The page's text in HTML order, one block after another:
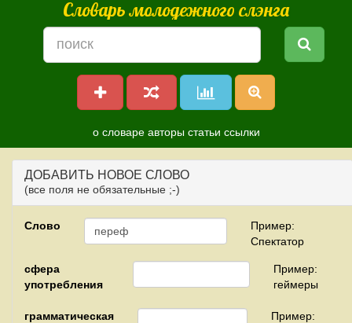
Словарь молодежного слэнга
о словаре авторы статьи ссылки
ДОБАВИТЬ НОВОЕ СЛОВО
(все поля не обязательные ;-)
Слово
Пример:
Спектатор
сфера
употребления
Пример:
геймеры
грамматическая
Пример: